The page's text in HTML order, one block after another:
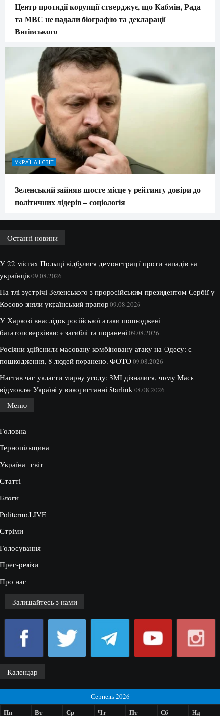
Центр протидії корупції стверджує, що Кабмін, Рада
та МВС не надали біографію та декларації
Вигівського
УКРАЇНА І СВІТ
Зеленський зайняв шосте місце у рейтингу довіри до
політичних лідерів – соціологія
Останні новини
У 22 містах Польщі відбулися демонстрації проти нападів на
українців09.08.2026
На тлі зустрічі Зеленського з проросійським президентом Сербії у
Косово зняли український прапор 09.08.2026
У Харкові внаслідок російської атаки пошкоджені
багатоповерхівки: є загиблі та поранені 09.08.2026
Росіяни здійснили масовану комбіновану атаку на Одесу: є
пошкодження, 8 людей поранено. ФОТО09.08.2026
Настав час укласти мирну угоду: ЗМІ дізналися, чому Маск
відмовляє Україні у використанні Starlink 08.08.2026
Меню
Головна
Тернопільщина
Україна і світ
Статті
Блоги
Politerno.LIVE
Стріми
Голосування
Прес-релізи
Про нас
Залишайтесь з нами
Календар
Серпень 2026
Пн Вт Ср Чт Пт Сб Нд